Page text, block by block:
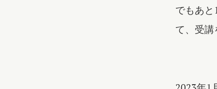
でもあ
て、受